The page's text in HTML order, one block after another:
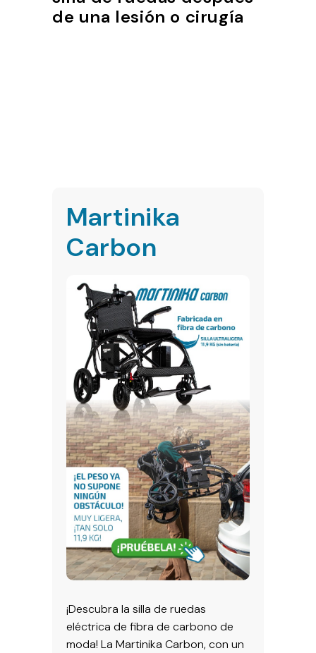
de una lesión o cirugía
Martinika
Carbon
¡Descubra la silla de ruedas
eléctrica de fibra de carbono de
moda! La Martinika Carbon, con un